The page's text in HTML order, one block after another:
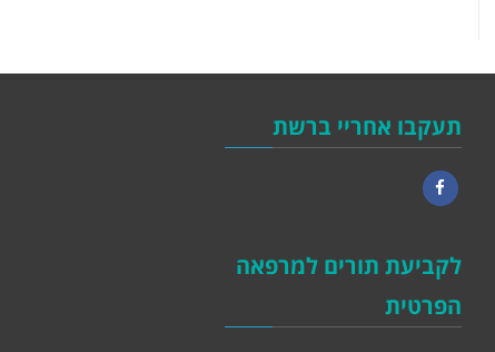
תעקבו אחריי ברשת
לקביעת תורים למרפאה
הפרטית